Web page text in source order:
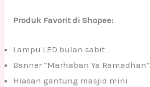
Produk Favorit di Shopee:
Lampu LED bulan sabit
Banner “Marhaban Ya Ramadhan”
Hiasan gantung masjid mini